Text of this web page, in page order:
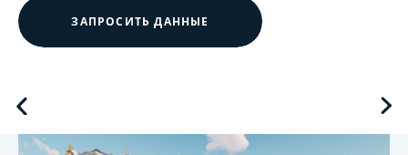
ЗАПРОСИТЬ ДАННЫЕ